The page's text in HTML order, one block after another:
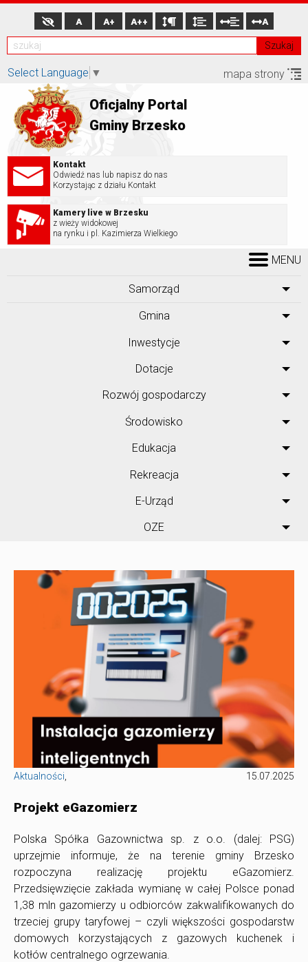
Szukaj
A A+ A++ A
Select Language ▼ mapa strony
Oficjalny Portal
Gminy Brzesko
Kontakt
Odwiedź nas lub napisz do nas
Korzystając z działu Kontakt
Kamery live w Brzesku
z wieży widokowej
na rynku i pl. Kazimierza Wielkiego
MENU
Samorząd
Gmina
Inwestycje
Dotacje
Rozwój gospodarczy
Środowisko
Edukacja
Rekreacja
E-Urząd
OZE
Aktualności 15.07.2025
Projekt eGazomierz
Polska Spółka Gazownictwa sp. z o.o. (dalej: PSG)
uprzejmie informuje, że na terenie gminy Brzesko
rozpoczyna realizację projektu eGazomierz.
Przedsięwzięcie zakłada wymianę w całej Polsce ponad
1,38 mln gazomierzy u odbiorców zakwalifikowanych do
trzeciej grupy taryfowej – czyli większości gospodarstw
domowych korzystających z gazowych kuchenek i
kotłów centralnego ogrzewania.